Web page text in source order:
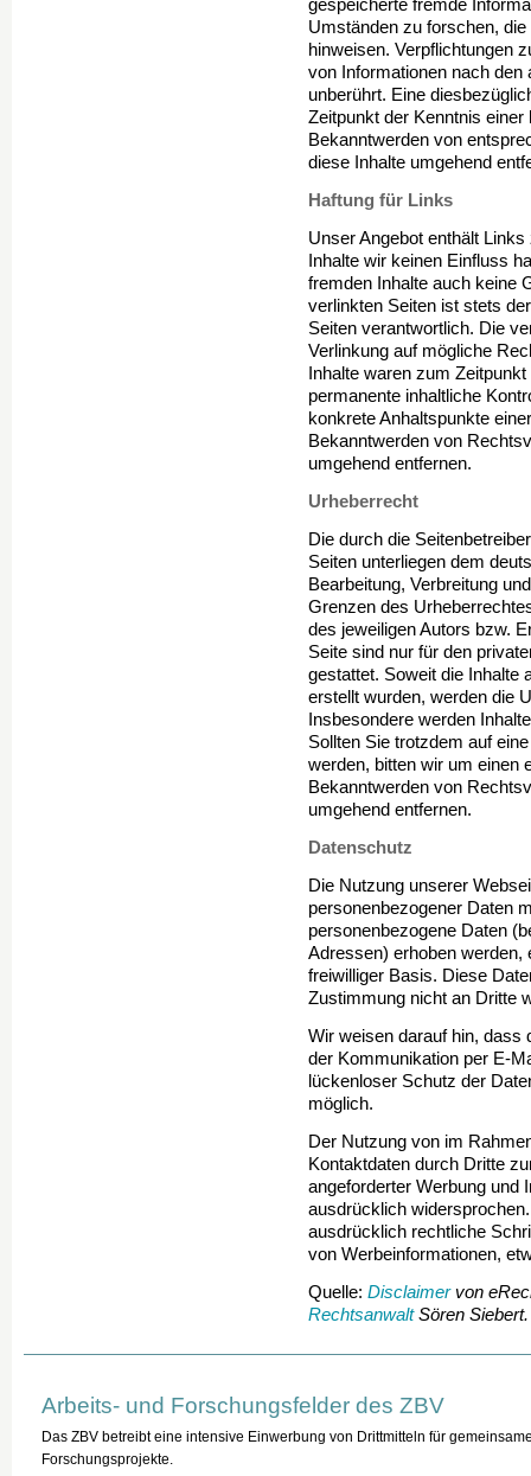
gespeicherte fremde
Umständen zu forschen,
hinweisen. Verpflichtungen
von Informationen nach den
unberührt. Eine
Zeitpunkt der Kenntnis
Bekanntwerden von
diese Inhalte umgehend
Haftung für Links
Unser Angebot enthält
Inhalte wir keinen Einfluss
fremden Inhalte auch keine
verlinkten Seiten ist stets
Seiten verantwortlich. Die
Verlinkung auf mögliche
Inhalte waren zum
permanente inhaltliche
konkrete Anhaltspunkte
Bekanntwerden von
umgehend entfernen.
Urheberrecht
Die durch die
Seiten unterliegen dem
Bearbeitung, Verbreitung
Grenzen des
des jeweiligen Autors bzw.
Seite sind nur für den
gestattet. Soweit die Inhalte
erstellt wurden, werden die
Insbesondere werden
Sollten Sie trotzdem auf
werden, bitten wir um einen
Bekanntwerden von
umgehend entfernen.
Datenschutz
Die Nutzung unserer
personenbezogener Daten
personenbezogene Daten
Adressen) erhoben werden,
freiwilliger Basis. Diese
Zustimmung nicht an Dritte
Wir weisen darauf hin, dass
der Kommunikation per E-
lückenloser Schutz der
möglich.
Der Nutzung von im
Kontaktdaten durch Dritte
angeforderter Werbung und
ausdrücklich
ausdrücklich rechtliche
von Werbeinformationen,
Quelle: Disclaimervon
RechtsanwaltSören Siebert.
Arbeits- und Forschungsfelder des ZBV
Das ZBV betreibt eine intensive Einwerbung von Drittmitteln für
Forschungsprojekte.